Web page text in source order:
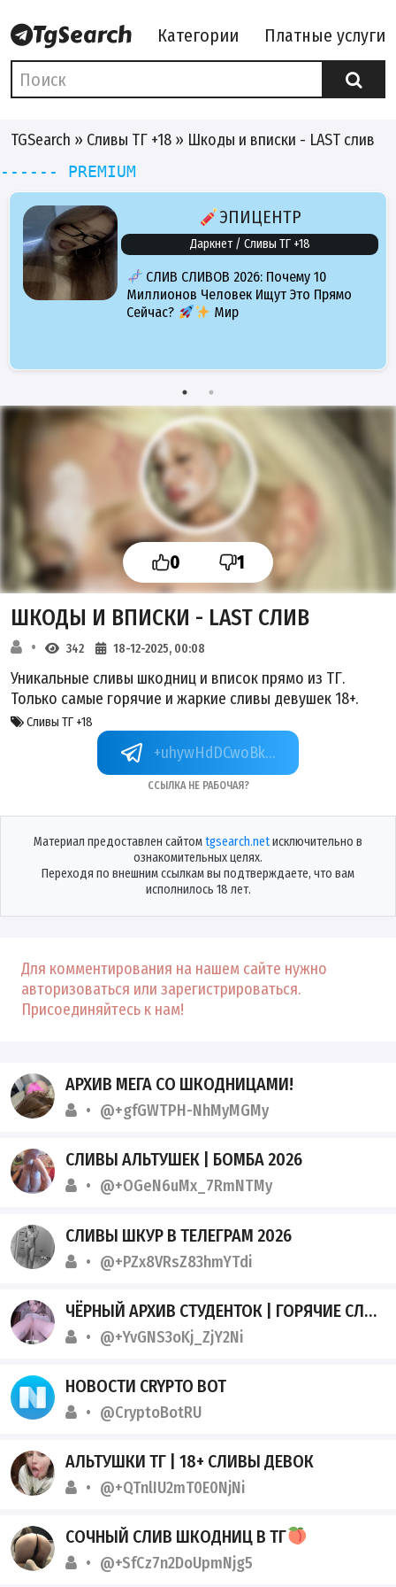
Категории Платные услуги
TGSearch » Сливы ТГ +18 » Шкоды и вписки - LAST слив
------ PREMIUM
ЭПИЦЕНТР
Даркнет / Сливы ТГ +18
СЛИВ СЛИВОВ 2026: Почему 10
Миллионов Человек Ищут Это Прямо
Сейчас?
Мир
0 1
ШКОДЫ И ВПИСКИ - LAST СЛИВ
342 18-12-2025, 00:08
Уникальные сливы шкодниц и вписок прямо из ТГ.
Только самые горячие и жаркие сливы девушек 18+.
Сливы ТГ +18
+uhywHdDCwoBkZTVi
Ссылка не рабочая?
Материал предоставлен сайтомtgsearch.netисключительно в
ознакомительных целях.
Переходя по внешним ссылкам вы подтверждаете, что вам
исполнилось 18 лет.
Для комментирования на нашем сайте нужно
авторизоваться или зарегистрироваться.
Присоединяйтесь к нам!
АРХИВ МЕГА СО ШКОДНИЦАМИ!
@+gfGWTPH-NhMyMGMy
СЛИВЫ АЛЬТУШЕК | БОМБА 2026
@+OGeN6uMx_7RmNTMy
СЛИВЫ ШКУР В ТЕЛЕГРАМ 2026
@+PZx8VRsZ83hmYTdi
ЧЁРНЫЙ АРХИВ СТУДЕНТОК | ГОРЯЧИЕ СЛИВЫ БЕЗ ЦЕНЗУРЫ
@+YvGNS3oKj_ZjY2Ni
НОВОСТИ CRYPTO BOT
@CryptoBotRU
АЛЬТУШКИ ТГ | 18+ СЛИВЫ ДЕВОК
@+QTnlIU2mT0E0NjNi
СОЧНЫЙ СЛИВ ШКОДНИЦ В ТГ
@+SfCz7n2DoUpmNjg5